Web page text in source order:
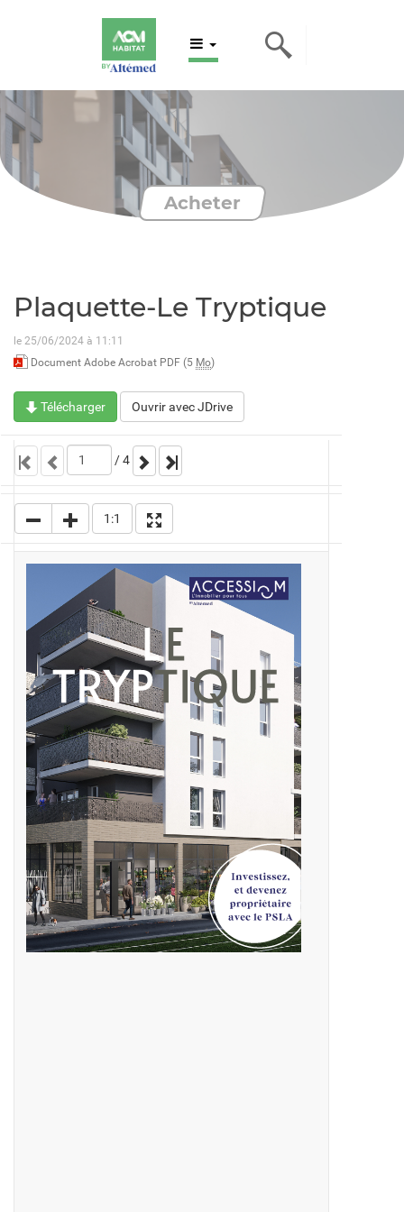
Acheter
Plaquette-Le Tryptique
le 25/06/2024 à 11:11
Document Adobe Acrobat PDF (5 Mo)
Télécharger Ouvrir avec JDrive
/4
1:1